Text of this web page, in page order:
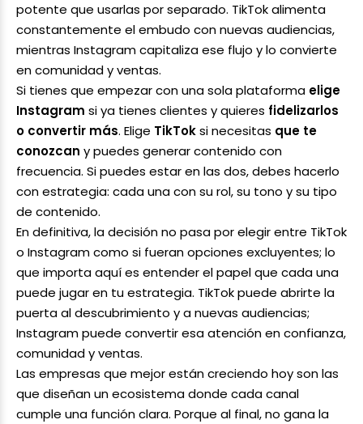
potente que usarlas por separado. TikTok alimenta
constantemente el embudo con nuevas audiencias,
mientras Instagram capitaliza ese flujo y lo convierte
en comunidad y ventas.
Si tienes que empezar con una sola plataforma elige
Instagram si ya tienes clientes y quieres fidelizarlos
o convertir más. Elige TikToksi necesitas que te
conozcan y puedes generar contenido con
frecuencia. Si puedes estar en las dos, debes hacerlo
con estrategia: cada una con su rol, su tono y su tipo
de contenido.
En definitiva, la decisión no pasa por elegir entre TikTok
o Instagram como si fueran opciones excluyentes; lo
que importa aquí es entender el papel que cada una
puede jugar en tu estrategia. TikTok puede abrirte la
puerta al descubrimiento y a nuevas audiencias;
Instagram puede convertir esa atención en confianza,
comunidad y ventas.
Las empresas que mejor están creciendo hoy son las
que diseñan un ecosistema donde cada canal
cumple una función clara. Porque al final, no gana la